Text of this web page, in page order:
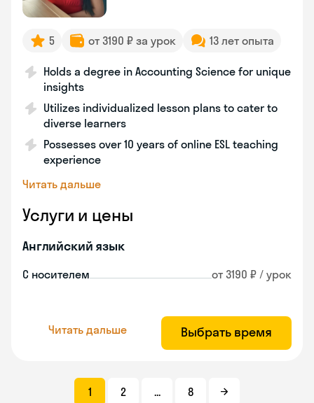
5 от 3190 ₽ за урок 13 лет опыта
Holds a degree in Accounting Science for unique
insights
Utilizes individualized lesson plans to cater to
diverse learners
Possesses over 10 years of online ESL teaching
experience
Читать дальше
Услуги и цены
Английский язык
С носителем от 3190 ₽ / урок
Читать дальше Выбрать время
1 2 ... 8